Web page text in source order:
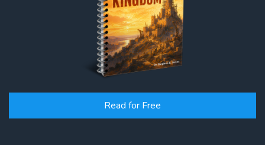
Read for Free